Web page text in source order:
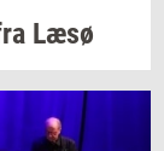
Læsø